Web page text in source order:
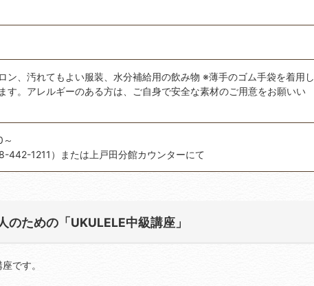
ン、汚れてもよい服装、水分補給用の飲み物 ※薄手のゴム手袋を着用し
す。アレルギーのある方は、ご自身で安全な素材のご用意をお願いい
442-1211）または上戸田分館カウンターにて
ための「UKULELE中級講座」
です。